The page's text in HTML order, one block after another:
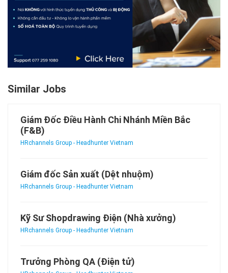
Similar Jobs
Giám Đốc Điều Hành Chi Nhánh Miền Bắc
(F&B)
HRchannels Group - Headhunter Vietnam
Giám đốc Sản xuất (Dệt nhuộm)
HRchannels Group - Headhunter Vietnam
Kỹ Sư Shopdrawing Điện (Nhà xưởng)
HRchannels Group - Headhunter Vietnam
Trưởng Phòng QA (Điện tử)